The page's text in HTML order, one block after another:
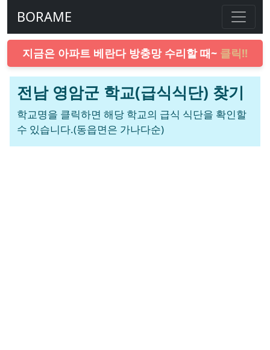
BORAME
지금은 아파트 베란다 방충망 수리할 때~ 클릭!!
전남 영암군 학교(급식식단) 찾기
학교명을 클릭하면 해당 학교의 급식 식단을 확인할
수 있습니다.(동읍면은 가나다순)